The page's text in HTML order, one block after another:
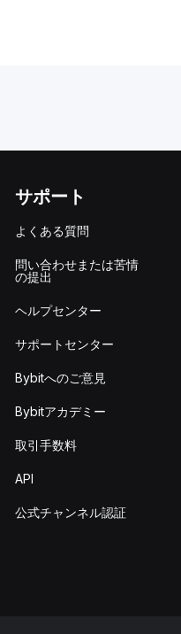
サポート
よくある質問
問い合わせまたは苦情
の提出
ヘルプセンター
サポートセンター
Bybitへのご意見
Bybitアカデミー
取引手数料
API
公式チャンネル認証